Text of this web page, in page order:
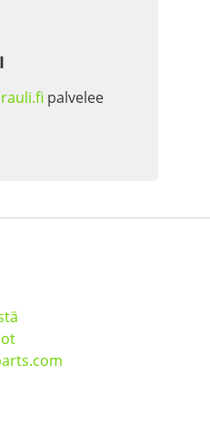
palvelee